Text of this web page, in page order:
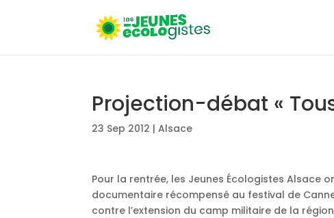
Projection-débat «
23 Sep 2012 |Alsace
Pour la rentrée, les Jeunes Écologistes Alsace
documentaire récompensé au festival de
contre l’extension du camp militaire de la